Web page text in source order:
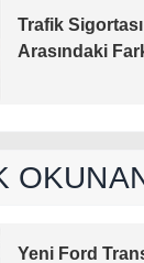
Trafik
Arasındaki
Yeni Ford